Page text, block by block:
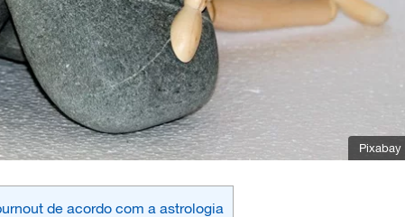
Pixabay
de acordo com a astrologia